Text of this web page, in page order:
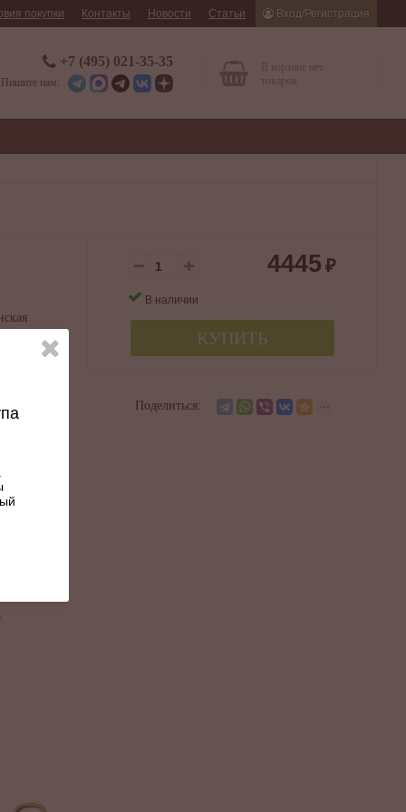
покупки Контакты Новости Статьи Вход/Регистрация
В корзине нет
+7 (495) 021-35-35
Пишите нам:
4445 ₽
В наличии
КУПИТЬ